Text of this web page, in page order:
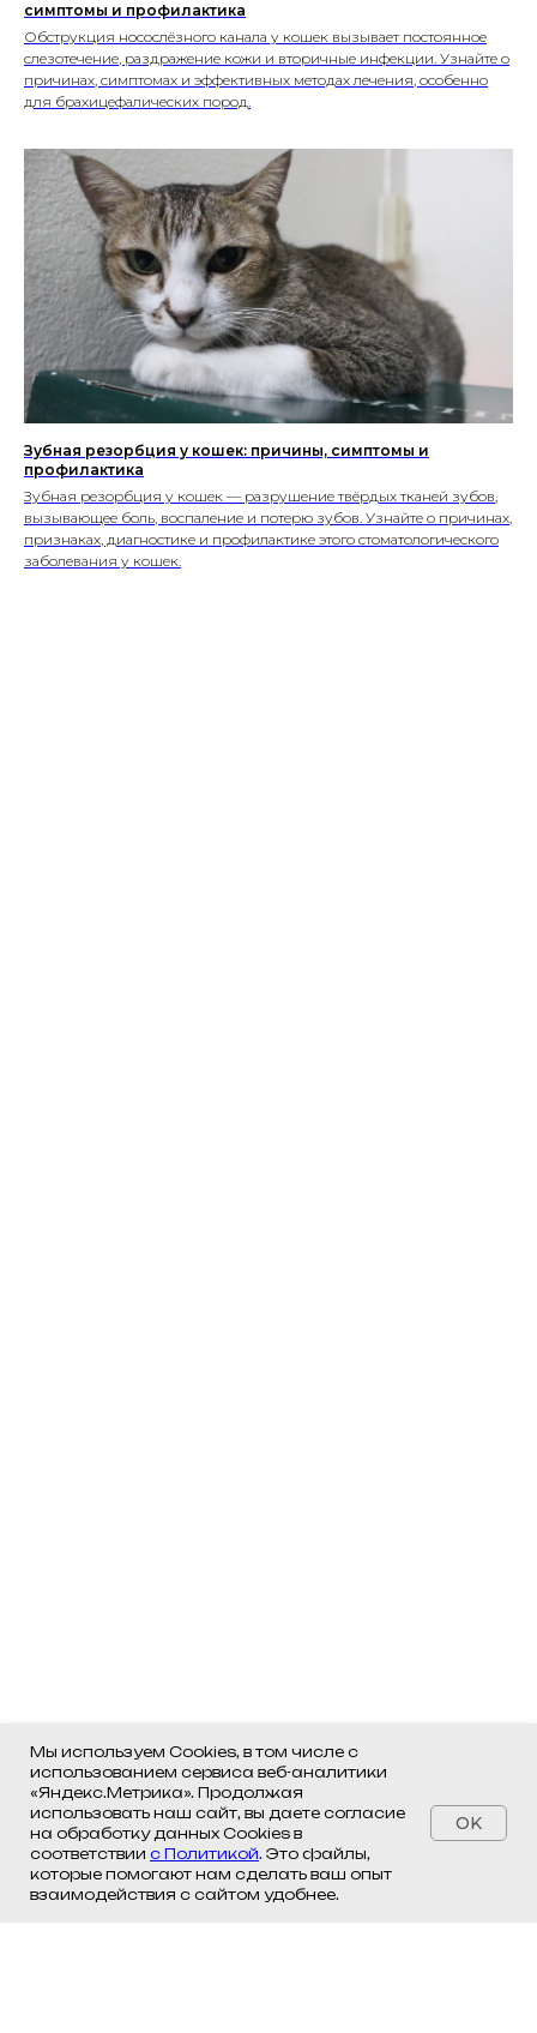
симптомы и профилактика
Обструкция носослёзного канала у кошек вызывает постоянное
слезотечение, раздражение кожи и вторичные инфекции. Узнайте о
причинах, симптомах и эффективных методах лечения, особенно
для брахицефалических пород.
Зубная резорбция у кошек: причины, симптомы и
профилактика
Зубная резорбция у кошек — разрушение твёрдых тканей зубов,
вызывающее боль, воспаление и потерю зубов. Узнайте о причинах,
признаках, диагностике и профилактике этого стоматологического
заболевания у кошек.
Разведение
Выбор питомца
Обзоры
Советы
Профессионалам
Спонсорство и реклама
Продвижение клиник
Грумминг-салоны
Персональная страница питомника
О нас
Стать соавтором или экспертом
Спонсорство или реклама
Продвижение клиники
#КогтотекаИстория
История на лапках
Юридическая информация
rus2project@gmail.com
+7 (920) 028-22-48
Создание, поддержка
и продвижение сайтов
Мы используем Cookies, в том числе с
использованием сервиса веб-аналитики
«Яндекс.Метрика». Продолжая
использовать наш сайт, вы даете согласие
на обработку данных Cookies в
соответствии с Политикой. Это файлы,
которые помогают нам сделать ваш опыт
взаимодействия с сайтом удобнее.
OK